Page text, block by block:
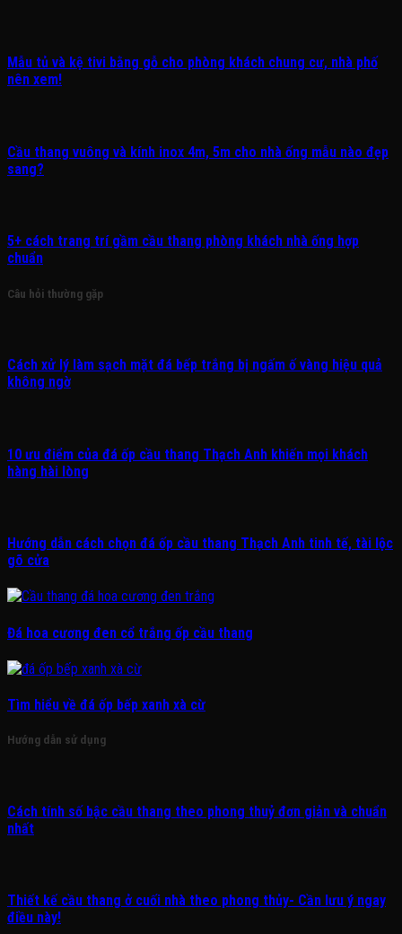
Mẫu tủ và kệ tivi bằng gỗ cho phòng khách chung cư, nhà phố
nên xem!
Cầu thang vuông và kính inox 4m, 5m cho nhà ống mẫu nào đẹp
sang?
5+ cách trang trí gầm cầu thang phòng khách nhà ống hợp
chuẩn
Câu hỏi thường gặp
Cách xử lý làm sạch mặt đá bếp trắng bị ngấm ố vàng hiệu quả
không ngờ
10 ưu điểm của đá ốp cầu thang Thạch Anh khiến mọi khách
hàng hài lòng
Hướng dẫn cách chọn đá ốp cầu thang Thạch Anh tinh tế, tài lộc
gõ cửa
Đá hoa cương đen cổ trắng ốp cầu thang
Tìm hiểu về đá ốp bếp xanh xà cừ
Hướng dẫn sử dụng
Cách tính số bậc cầu thang theo phong thuỷ đơn giản và chuẩn
nhất
Thiết kế cầu thang ở cuối nhà theo phong thủy- Cần lưu ý ngay
điều này!